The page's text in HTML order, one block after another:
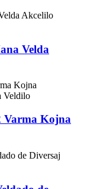
Velda
Varma Kojna